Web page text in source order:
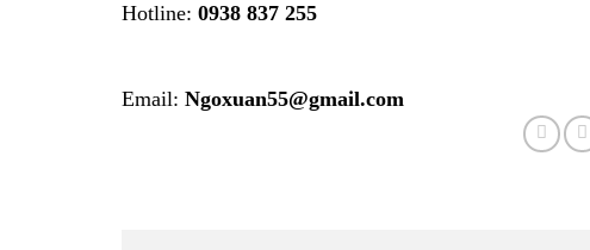
Hotline: 0938 837 255
Email: Ngoxuan55@gmail.com